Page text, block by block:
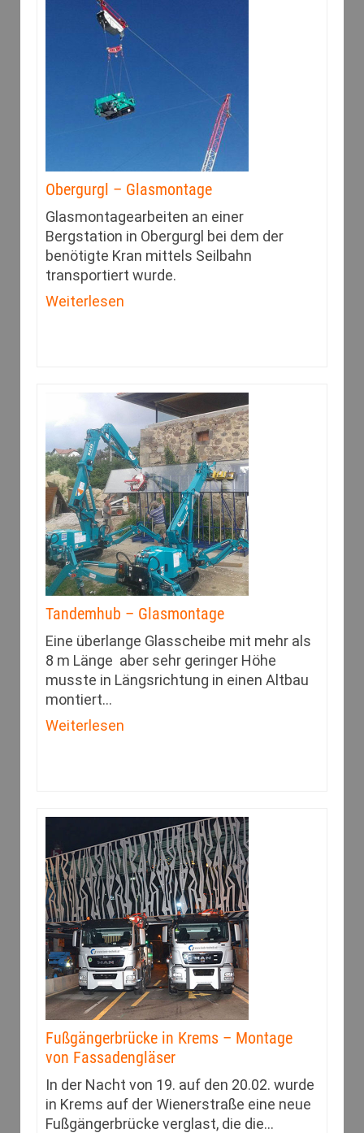
Obergurgl – Glasmontage
Glasmontagearbeiten an einer
Bergstation in Obergurgl bei dem der
benötigte Kran mittels Seilbahn
transportiert wurde.
Weiterlesen
Tandemhub – Glasmontage
Eine überlange Glasscheibe mit mehr als
8 m Länge aber sehr geringer Höhe
musste in Längsrichtung in einen Altbau
montiert…
Weiterlesen
Fußgängerbrücke in Krems – Montage
von Fassadengläser
In der Nacht von 19. auf den 20.02. wurde
in Krems auf der Wienerstraße eine neue
Fußgängerbrücke verglast, die die…